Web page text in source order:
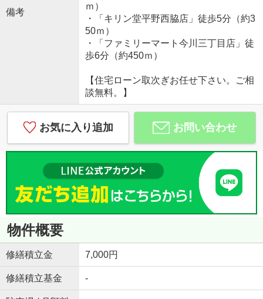
備考
ｍ）
・「キリン堂平野西脇店」徒歩5分（約3
50ｍ）
・「ファミリーマート今川三丁目店」徒
歩6分（約450ｍ）
【住宅ローン取次ぎお任せ下さい。ご相
談無料。】
お気に入り追加 お問い合わせ
物件概要
修繕積立金 7,000円
修繕積立基金 -